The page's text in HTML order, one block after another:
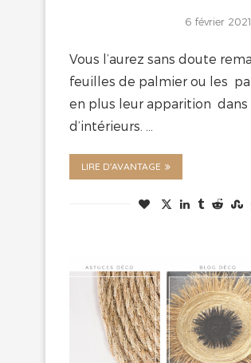
6 février 2021
Vous l’aurez sans doute
feuilles de palmier ou les
en plus leur apparition
d’intérieurs. …
LIRE D'AVANTAGE